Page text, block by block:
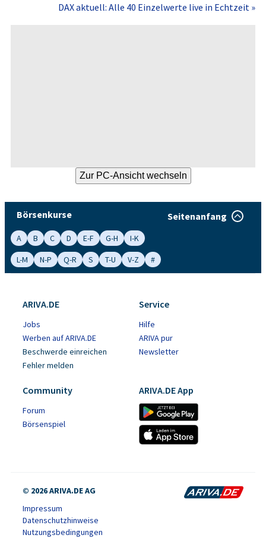
DAX aktuell: Alle 40 Einzelwerte live in Echtzeit »
Börsenkurse Seitenanfang
A B C D E-F G-H
I-K
L-M
N-P Q-R S T-U V-Z #
ARIVA.DE
Jobs
Werben auf ARIVA.DE
Beschwerde einreichen
Fehler melden
Service
Hilfe
ARIVA pur
Newsletter
Community
Forum
Börsenspiel
ARIVA.DE App
© 2026 ARIVA.DE AG
Impressum
Datenschutzhinweise
Nutzungsbedingungen